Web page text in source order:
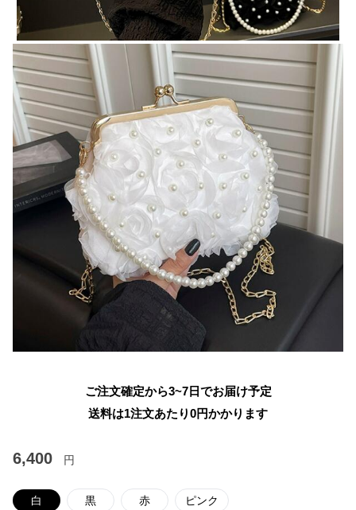
ご注文確定から3~7日でお届け予定
送料は1注文あたり0円かかります
6,400 円
白 黒 赤 ピンク